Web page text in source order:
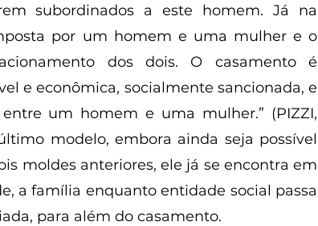
subordinados a este homem. Já na
por um homem e uma mulher e o
dos dois. O casamento é
e econômica, socialmente sancionada, e
um homem e uma mulher.” (PIZZI,
modelo, embora ainda seja possível
moldes anteriores, ele já se encontra em
a família enquanto entidade social passa
para além do casamento.